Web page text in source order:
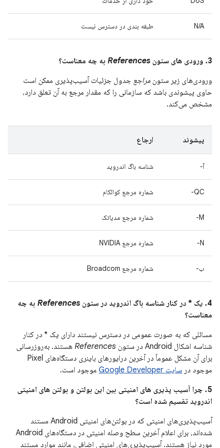
N/A طبقه بندی در دسترس نیست
3. ورودی های ستون References به چه معناست؟
ورودی‌های زیر ستون مراجع جدول جزئیات آسیب‌پذیری ممکن است
حاوی پیشوندی باشد که سازمانی را که مقدار مرجع به آن تعلق دارد،
مشخص می‌کند.
پیشوند ارجاع
آ- شناسه باگ اندروید
QC- شماره مرجع کوالکام
M- شماره مرجع مدیاتک
N- شماره مرجع NVIDIA
ب- شماره مرجع Broadcom
4. یک * در کنار شناسه باگ اندروید در ستون References به چه
معناست؟
مسائلی که به صورت عمومی در دسترس نیستند دارای یک * در کنار
شناسه اشکال Android در ستون
References هستند. به‌روزرسانی
برای آن مشکل عموماً در آخرین درایورهای باینری دستگاه‌های Pixel
موجود در سایت Google Developer
موجود است.
5. چرا آسیب پذیری های امنیتی بین این بولتن و بولتن های امنیتی
اندروید تقسیم شده است؟
آسیب‌پذیری‌های امنیتی که در بولتن‌های امنیتی Android مستند
شده‌اند، برای اعلام آخرین سطح وصله امنیتی در دستگاه‌های Android
مورد نیاز هستند. آسیب‌پذیری‌های امنیتی اضافی، مانند موارد مستند